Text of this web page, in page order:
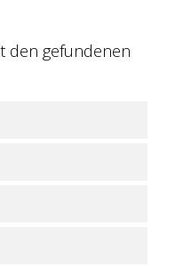
den gefundenen